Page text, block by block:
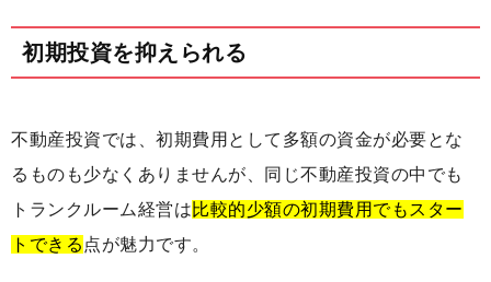
初期投資を抑えられる
不動産投資では、初期費用として多額の資金が必要とな
るものも少なくありませんが、同じ不動産投資の中でも
トランクルーム経営は比較的少額の初期費用でもスター
トできる 点が魅力です。